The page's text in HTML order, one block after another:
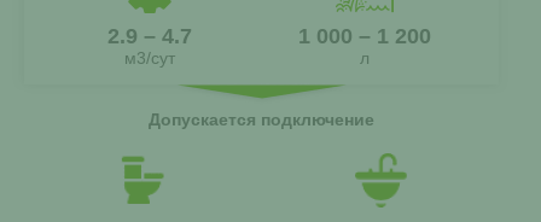
2.9 – 4.7
м3/сут
1 000 – 1 200
л
Допускается подключение